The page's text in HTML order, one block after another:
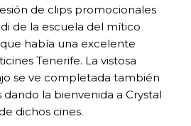
de clips promocionales
de la escuela del mítico
había una excelente
Tenerife. La vistosa
se ve completada también
dando la bienvenida a Crystal
dichos cines.